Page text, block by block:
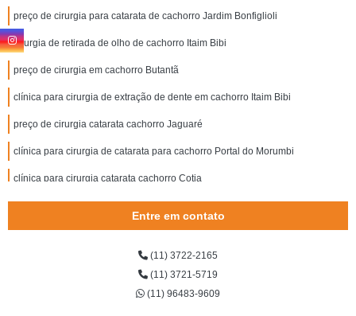
preço de cirurgia para catarata de cachorro Jardim Bonfiglioli
cirurgia de retirada de olho de cachorro Itaim Bibi
preço de cirurgia em cachorro Butantã
clínica para cirurgia de extração de dente em cachorro Itaim Bibi
preço de cirurgia catarata cachorro Jaguaré
clínica para cirurgia de catarata para cachorro Portal do Morumbi
clínica para cirurgia catarata cachorro Cotia
clínica para cirurgia de olho em cachorro Itaim Bibi
preço de cirurgia de retirada de olho de cachorro Jardim Monte Kemel
cirurgia de catarata para cachorro Jardins
Entre em contato
(11) 3722-2165
(11) 3721-5719
(11) 96483-9609